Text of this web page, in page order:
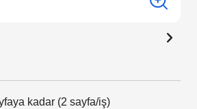
kadar (2 sayfa/iş)